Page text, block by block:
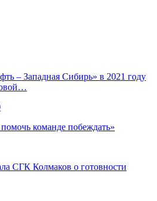
– Западная Сибирь» в 2021 году
команде побеждать»
СГК Колмаков о готовности